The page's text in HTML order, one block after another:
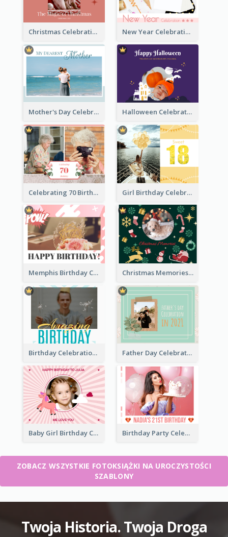
Christmas Celebration Photo Book New Year Celebration Photo Book
Mother's Day Celebration Photo Book Halloween Celebration Photo Book
Celebrating 70 Birthday Celebration Photo Book Girl Birthday Celebration Photo Book
Memphis Birthday Celebration Photo Book Christmas Memories Photo Book
Birthday Celebration Photo Book Father Day Celebration Photo Book With Quotes
Baby Girl Birthday Celebration Photo Book Birthday Party Celebration Photo Book
ZOBACZ WSZYSTKIE FOTOKSIĄŻKI NA UROCZYSTOŚCI
SZABLONY
Twoja Historia. Twoja Droga